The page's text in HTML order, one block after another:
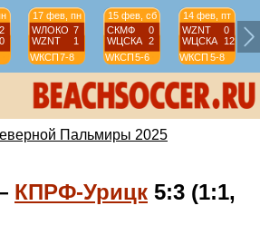
2
0
17 фев, пн
WЛОКО 7
WZNT
1
WКСП 7-8
15 фев, сб
СКМФ
0
WЦСКА 2
WКСП5-6
14 фев, пт
WZNT
0
WЦСКА
12
WКСП 5-8
Пальмиры 2025
КПРФ-Урицк 5:3 (1:1,